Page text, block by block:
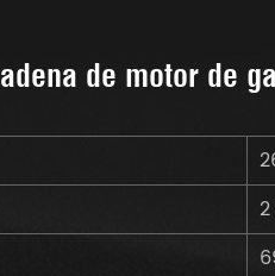
de motor de